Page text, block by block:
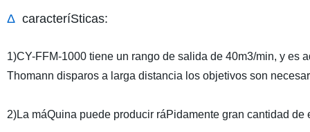
Δ caracteríSticas:
1)CY-FFM-1000 tiene un rango de salida de 40m3/min, y es
Thomann disparos a larga distancia los objetivos son
2)La máQuina puede producir ráPidamente gran cantidad